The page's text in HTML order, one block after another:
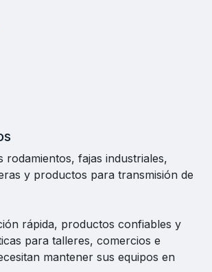
rodamientos, fajas industriales,
y productos para transmisión de
rápida, productos confiables y
para talleres, comercios e
mantener sus equipos en